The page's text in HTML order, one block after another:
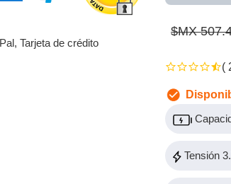
Tarjeta de crédito
$MX
(
Tensión